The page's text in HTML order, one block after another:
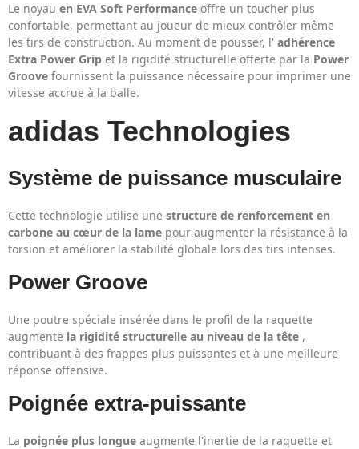
Le noyau en EVA Soft Performance offre un toucher plus
confortable, permettant au joueur de mieux contrôler même
les tirs de construction. Au moment de pousser, l' adhérence
Extra Power Grip et la rigidité structurelle offerte par la Power
Groove fournissent la puissance nécessaire pour imprimer une
vitesse accrue à la balle.
adidas Technologies
Système de puissance musculaire
Cette technologie utilise une structure de renforcement en
carbone au cœur de la lame pour augmenter la résistance à la
torsion et améliorer la stabilité globale lors des tirs intenses.
Power Groove
Une poutre spéciale insérée dans le profil de la raquette
augmente la rigidité structurelle au niveau de la tête ,
contribuant à des frappes plus puissantes et à une meilleure
réponse offensive.
Poignée extra-puissante
La poignée plus longue augmente l'inertie de la raquette et